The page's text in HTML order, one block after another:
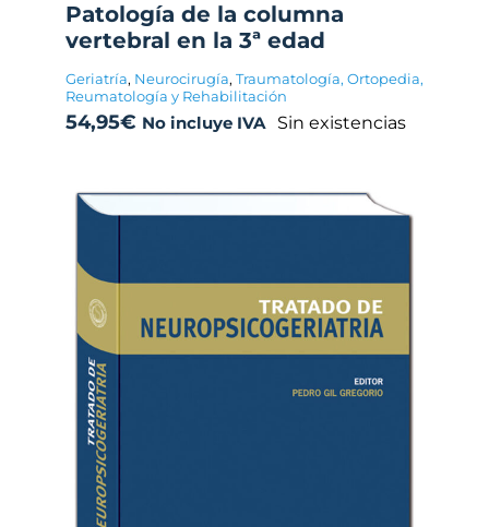
Patología de la columna
vertebral en la 3ª edad
Geriatría, Neurocirugía, Traumatología, Ortopedia,
Reumatología y Rehabilitación
54,95€ No incluye IVA Sin existencias